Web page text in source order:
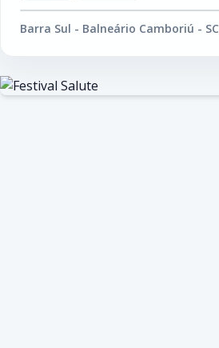
Barra Sul - Balneário Camboriú - SC